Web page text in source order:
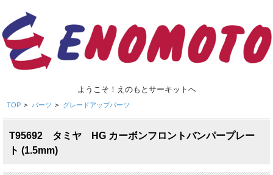
ようこそ！えのもとサーキットへ
TOP > パーツ > グレードアップパーツ
T95692 タミヤ HG カーボンフロントバンパープレー
ト (1.5mm)